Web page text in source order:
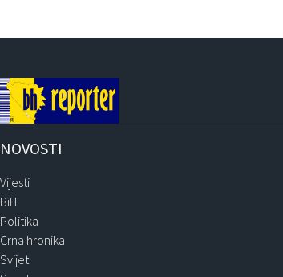
NOVOSTI
Vijesti
BiH
Politika
Crna hronika
Svijet